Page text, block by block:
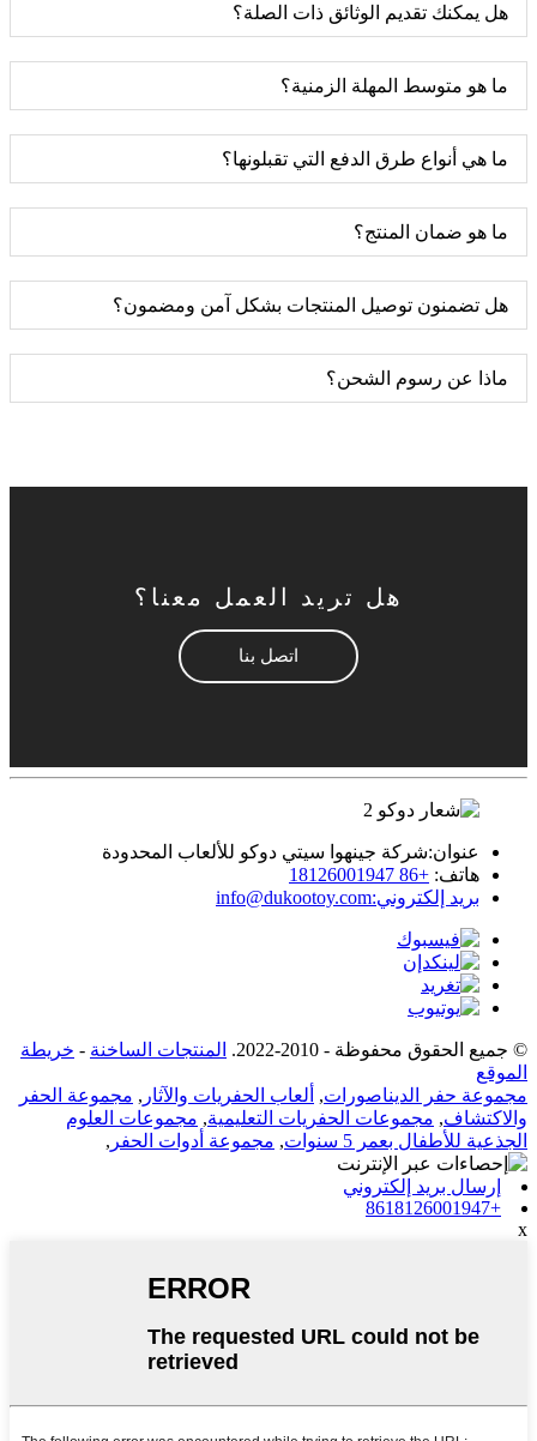
هل يمكنك تقديم الوثائق ذات الصلة؟
ما هو متوسط ​​​​المهلة الزمنية؟
ما هي أنواع طرق الدفع التي تقبلونها؟
ما هو ضمان المنتج؟
هل تضمنون توصيل المنتجات بشكل آمن ومضمون؟
ماذا عن رسوم الشحن؟
هل تريد العمل معنا؟
اتصل بنا
عنوان:شركة جينهوا سيتي دوكو للألعاب المحدودة
هاتف: +86 18126001947
بريد إلكتروني:info@dukootoy.com
© جميع الحقوق محفوظة - 2010-2022. المنتجات الساخنة - خريطة
الموقع
مجموعة حفر الديناصورات, ألعاب الحفريات والآثار , مجموعة الحفر
والاكتشاف, مجموعات الحفريات التعليمية, مجموعات العلوم
الجذعية للأطفال بعمر 5 سنوات
, مجموعة أدوات الحفر ,
إرسال بريد إلكتروني
+8618126001947
x